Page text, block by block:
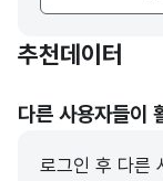
추천데이터
다른 사용자들이
로그인 후 다른